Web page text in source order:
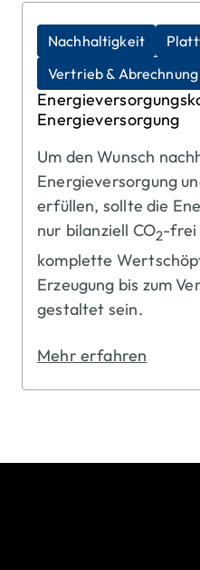
Energieversorgung
Um den Wunsch
Energieversorgung
erfüllen, sollte die
nur bilanziell CO2-frei
komplette
Erzeugung bis zum
gestaltet sein.
Mehr erfahren
Nachhaltigkeit
Vertrieb & Abrechnung